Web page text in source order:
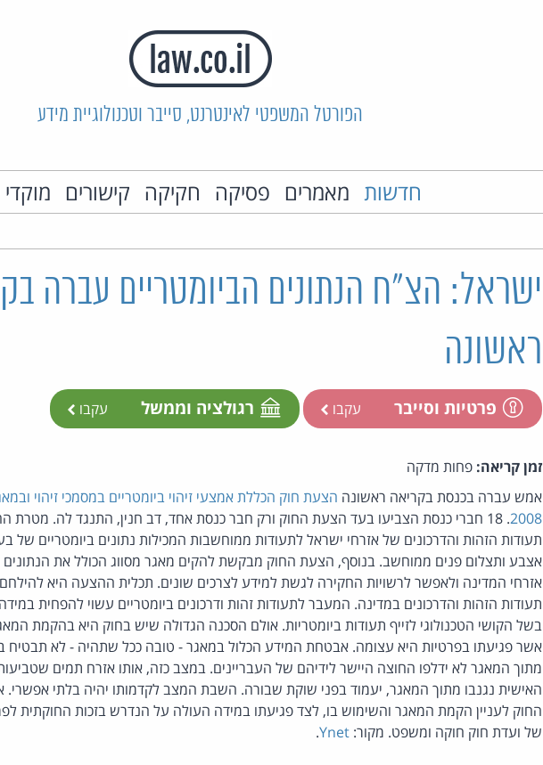
הפורטל המשפטי לאינטרנט, סייבר וטכנולוגיית מידע
חדשות מאמרים פסיקה חקיקה קישורים
ישראל: הצ"ח הנתונים הביומטריים עברה
ראשונה
פרטיות וסייבר עקבו רגולציה וממשל עקבו
זמן קריאה: פחות מדקה
אמש עברה בכנסת בקריאה ראשונה הצעת חוק הכללת אמצעי זיהוי ביומטריים במסמכי זיהוי
2008
. 18 חברי כנסת הצביעו בעד הצעת החוק ורק חבר כנסת אחד, דב חנין, התנגד לה. מטרת
תעודות הזהות והדרכונים של אזרחי ישראל לתעודות ממוחשבות המכילות נתונים ביומטריים של
אצבע ותצלום פנים ממוחשב. בנוסף, הצעת החוק מבקשת להקים מאגר מסווג הכולל את הנתונים
אזרחי המדינה ולאפשר לרשויות החקירה לגשת למידע לצרכים שונים. תכלית ההצעה היא
תעודות הזהות והדרכונים במדינה. המעבר לתעודות זהות ודרכונים ביומטריים עשוי להפחית
בשל הקושי הטכנולוגי לזייף תעודות ביומטריות. אולם הסכנה הגדולה שיש בחוק היא בהקמת
אשר פגיעתו בפרטיות היא עצומה. אבטחת המידע הכלול במאגר - טובה ככל שתהיה - לא תבטיח
מתוך המאגר לא ידלפו החוצה היישר לידיהם של העבריינים. במצב כזה, אותו אזרח תמים
האישית נגנבו מתוך המאגר, יעמוד בפני שוקת שבורה. השבת המצב לקדמותו יהיה בלתי אפשרי.
החוק לעניין הקמת המאגר והשימוש בו, לצד פגיעתו במידה העולה על הנדרש בזכות החוקתית
של ועדת חוק חוקה ומשפט. מקור: Ynet
.